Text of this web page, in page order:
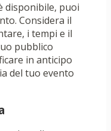
disponibile, puoi
Considera il
i tempi e il
pubblico
in anticipo
del tuo evento